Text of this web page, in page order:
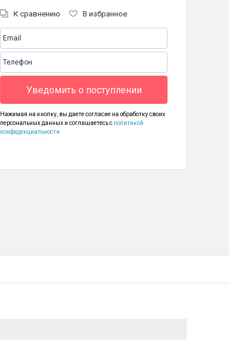
К сравнению В избранное
Уведомить о поступлении
Нажимая на кнопку, вы даете согласие на обработку своих
персональных данных и соглашаетесь с политикой
конфиденциальности
2 190₽ 6 490